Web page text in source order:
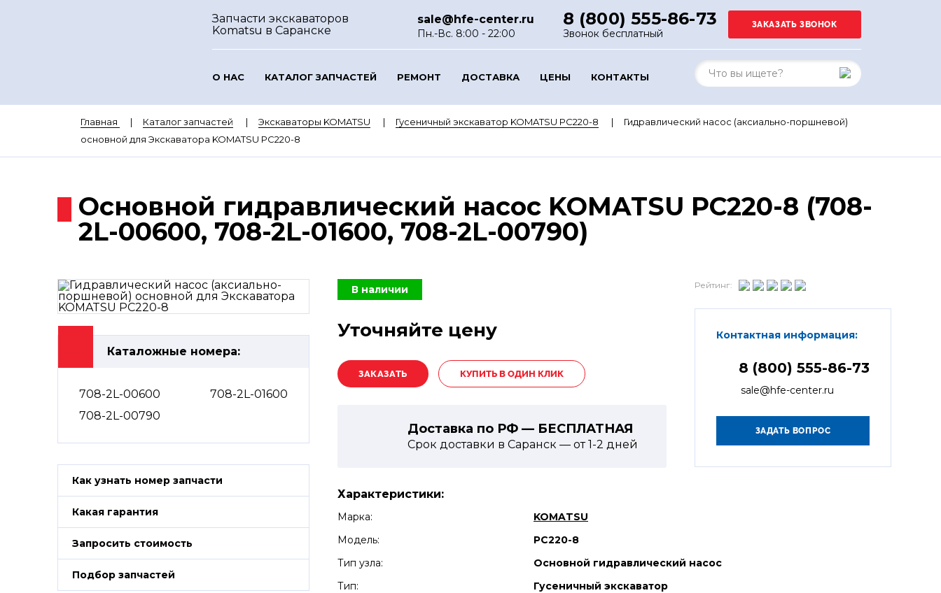
Запчасти экскаваторов
Komatsu в Саранске
sale@hfe-center.ru
Пн.-Вс. 8:00 - 22:00
8 (800) 555-86-73
Звонок бесплатный
О НАС КАТАЛОГ ЗАПЧАСТЕЙ РЕМОНТ ДОСТАВКА ЦЕНЫ КОНТАКТЫ
Главная Каталог запчастей Экскаваторы KOMATSU Гусеничный экскаватор KOMATSU PC220-8
Гидравлический насос (аксиально-поршневой)
основной для Экскаватора KOMATSU PC220-8
Основной гидравлический насос KOMATSU PC220-8 (708-
2L-00600, 708-2L-01600, 708-2L-00790)
Каталожные номера:
708-2L-00600
708-2L-01600
708-2L-00790
Как узнать номер запчасти
Какая гарантия
Запросить стоимость
Подбор запчастей
В наличии
Уточняйте цену
КУПИТЬ В ОДИН КЛИК
Доставка по РФ — БЕСПЛАТНАЯ
Срок доставки в Саранск — от1-2 дней
Рейтинг:
Контактная информация:
8 (800) 555-86-73
sale@hfe-center.ru
Характеристики:
Марка:
KOMATSU
Модель:
PC220-8
Тип узла:
Основной гидравлический насос
Тип:
Гусеничный экскаватор